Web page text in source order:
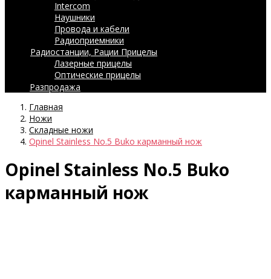
Intercom
Наушники
Провода и кабели
Радиоприемники
Радиостанции, Рации Прицелы
Лазерные прицелы
Оптические прицелы
Разпродажа
Главная
Ножи
Складные ножи
Opinel Stainless No.5 Buko карманный нож
Opinel Stainless No.5 Buko
карманный нож